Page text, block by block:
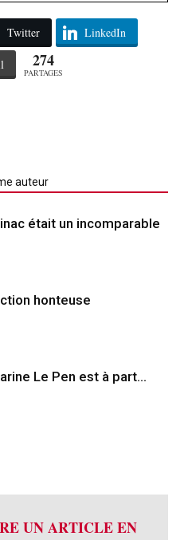
Twitter LinkedIn
274
PARTAGES
auteur
était un incomparable
honteuse
Le Pen est à part…
UN ARTICLE EN